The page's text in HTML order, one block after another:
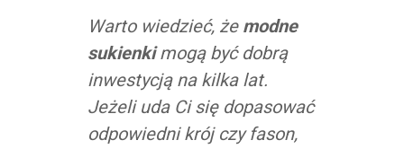
Warto wiedzieć, że modne
sukienkimogą być dobrą
inwestycją na kilka lat.
Jeżeli uda Ci się dopasować
odpowiedni krój czy fason,